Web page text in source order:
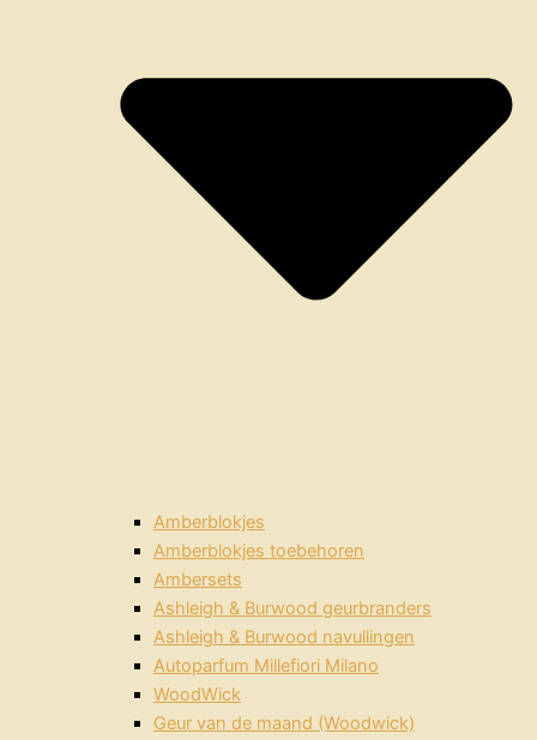
Amberblokjes
Amberblokjes toebehoren
Ambersets
Ashleigh & Burwood geurbranders
Ashleigh & Burwood navullingen
Autoparfum Millefiori Milano
WoodWick
Geur van de maand (Woodwick)